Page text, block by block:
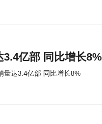
亿部 同比增长8%
量达3.4亿部 同比增长8%